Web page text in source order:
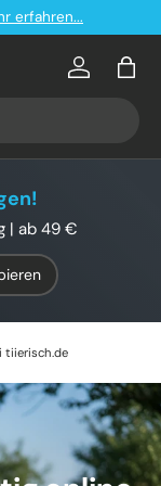
erfahren...
Konto
| ab 49 €
tiierisch.de